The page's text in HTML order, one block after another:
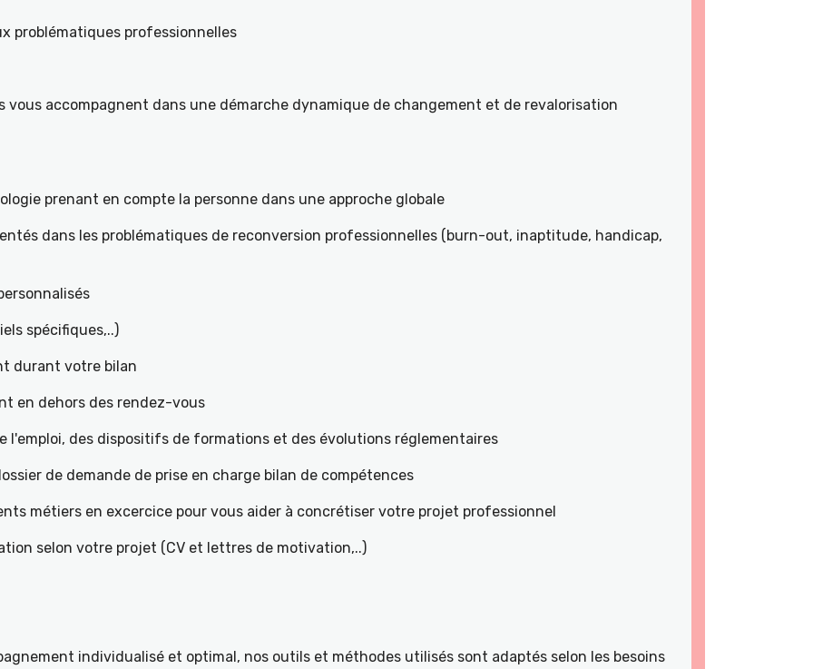
problématiques professionnelles
vous accompagnent dans une démarche dynamique de changement et de revalorisation
prenant en compte la personne dans une approche globale
dans les problématiques de reconversion professionnelles (burn-out, inaptitude, handicap,
spécifiques,..)
durant votre bilan
en dehors des rendez-vous
l'emploi, des dispositifs de formations et des évolutions réglementaires
de demande de prise en charge bilan de compétences
métiers en excercice pour vous aider à concrétiser votre projet professionnel
selon votre projet (CV et lettres de motivation,..)
individualisé et optimal, nos outils et méthodes utilisés sont adaptés selon les besoins